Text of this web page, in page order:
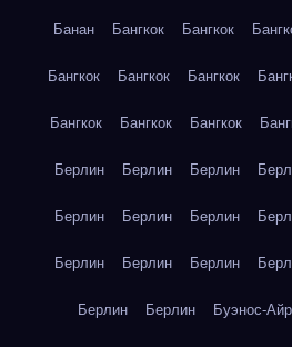
Банан Бангкок Бангкок
Бангкок Бангкок Бангкок
Бангкок Бангкок Бангкок
Берлин Берлин Берлин
Берлин Берлин Берлин
Берлин Берлин Берлин
Берлин Берлин Буэнос-